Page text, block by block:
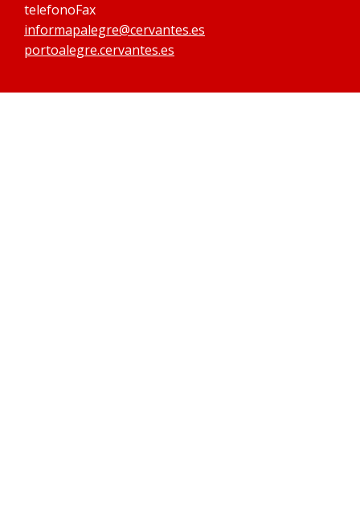
telefonoFax
informapalegre@cervantes.es
portoalegre.cervantes.es